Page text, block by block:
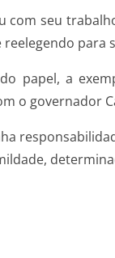
com seu
reelegendo
papel, a
o governador